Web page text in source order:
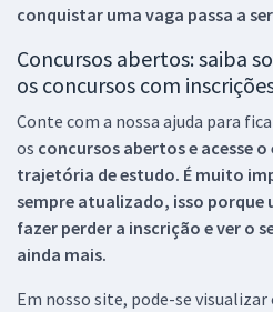
conquistar uma vaga passa a
Concursos abertos: saiba
os concursos com
Conte com a nossa ajuda para
os concursos abertos e acesse
trajetória de estudo. É muito
sempre atualizado, isso porque
fazer perder a inscrição e ver o
ainda mais.
Em nosso site, pode-se visualizar